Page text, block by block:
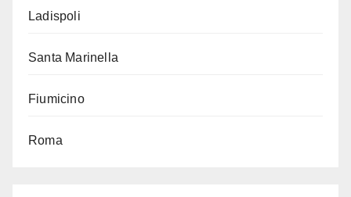
Ladispoli
Santa Marinella
Fiumicino
Roma